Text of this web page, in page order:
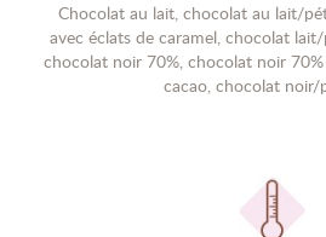
Chocolat au lait, chocolat au lait/
avec éclats de caramel, chocolat
chocolat noir 70%, chocolat noir
cacao, chocolat noir/